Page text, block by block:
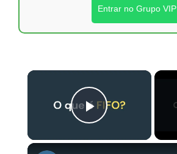
Entrar no Grupo VIP
×
Play Video